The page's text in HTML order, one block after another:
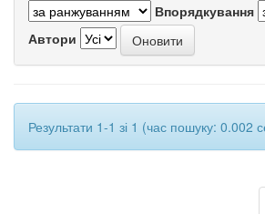
Впорядкування
Автори
Результати 1-1 зі 1 (час пошуку: 0.002